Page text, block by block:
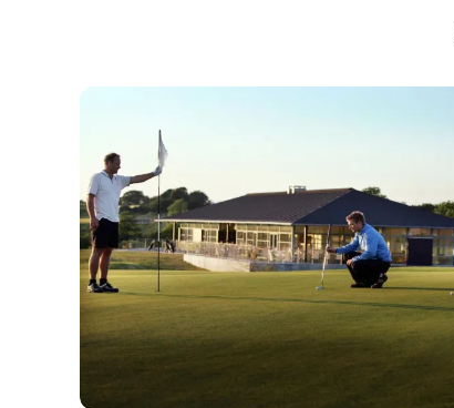
Golf in Himmerland